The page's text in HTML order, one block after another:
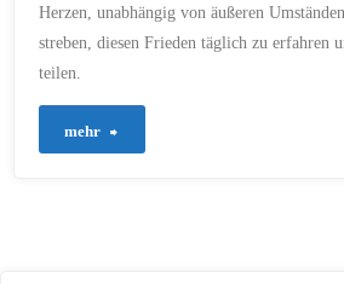
Herzen, unabhängig von äußeren
streben, diesen Frieden täglich zu erfahren
teilen.
mehr